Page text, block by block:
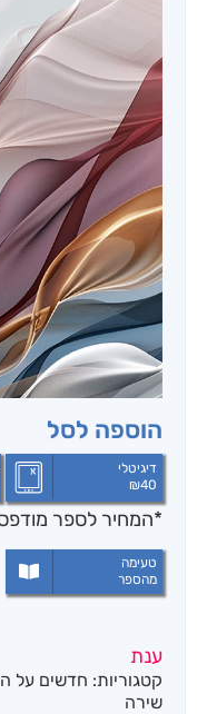
הוספה לסל
דיגיטלי
₪40
*המחיר לספר מודפס
טעימה
מהספר
ענת
קטגוריות: חדשים על
שירה